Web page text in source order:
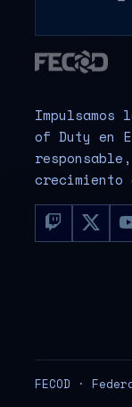
Impulsamos
of Duty en
crecimiento
FECOD ·